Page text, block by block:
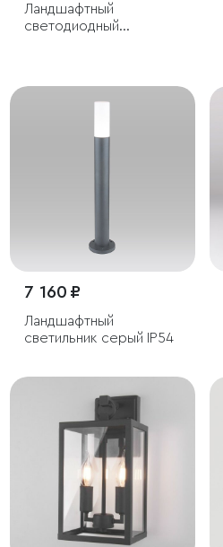
Ландшафтный
светодиодный
7 160 ₽
Ландшафтный
светильник серый IP54